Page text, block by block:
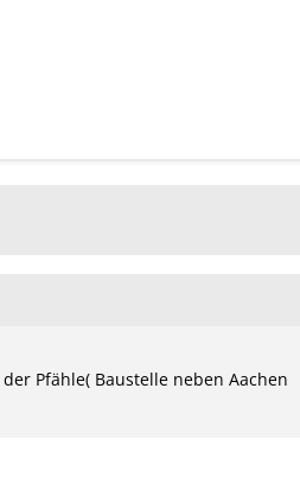
Pfähle( Baustelle neben Aachen